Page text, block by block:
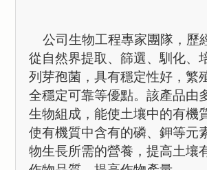
公司生物工程專家團隊，歷
從自然界提取、 篩選、馴化、
列芽孢菌，具有穩定性好，繁
全穩定可靠等優點。 該產品由
生物組成，能使土壤中的有機
使有機質中含有的磷、鉀等元
物生長所需的營養，提高土壤